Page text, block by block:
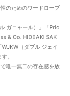
のためのワードローブ
ガニャール）」「Prid
& Co. HIDEAKI SAK
（ダブル ジェイ
。
唯一無二の存在感を放